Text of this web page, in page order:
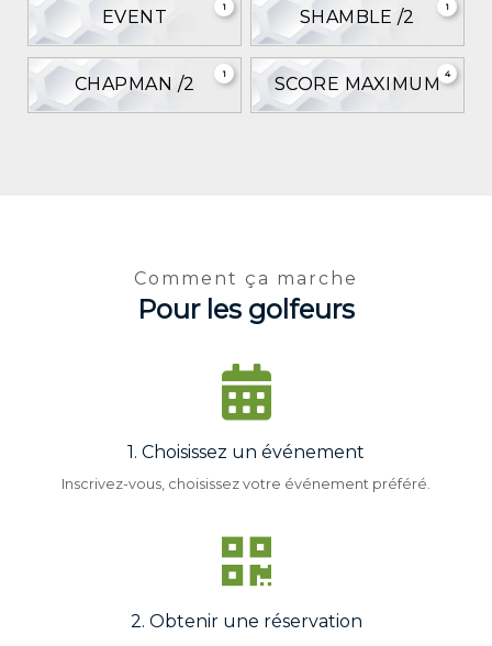
EVENT 1 SHAMBLE /2 1
CHAPMAN /2 1 SCORE MAXIMUM 4
Comment ça marche
Pour les golfeurs
1. Choisissez un événement
Inscrivez-vous, choisissez votre événement préféré.
2. Obtenir une réservation